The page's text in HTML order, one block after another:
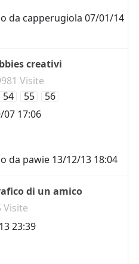
da capperugiola 07/01/14
creativi
Visite
54 55
56
07 17:06
da pawie 13/12/13 18:04
di un amico
Visite
23:39